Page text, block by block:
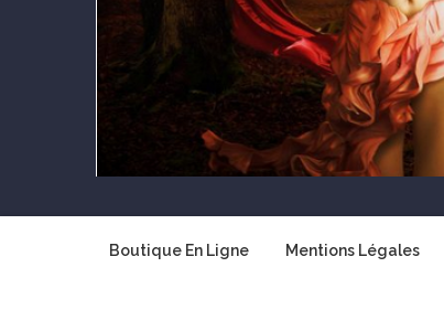
Boutique En Ligne Mentions Légales